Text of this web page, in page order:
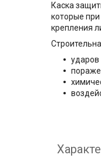
Каска
которые
крепления
ударов